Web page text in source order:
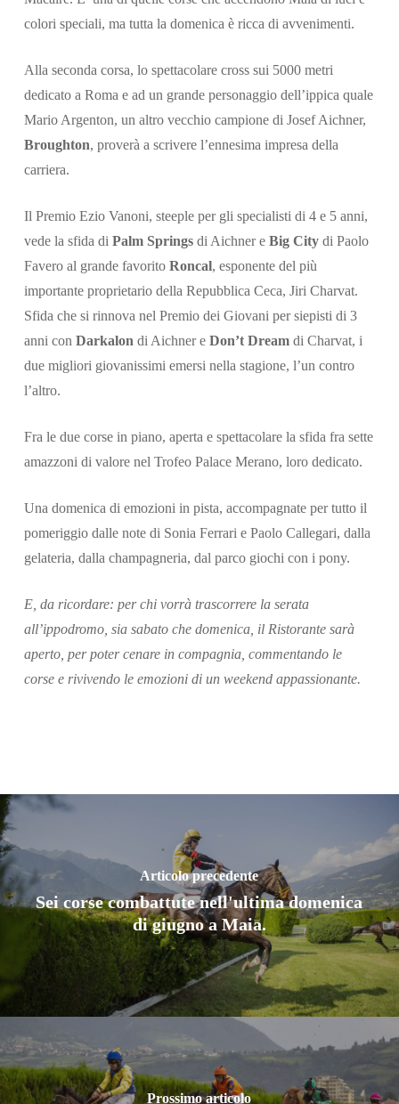
colori speciali, ma tutta la domenica è ricca di avvenimenti.
Alla seconda corsa, lo spettacolare cross sui 5000 metri
dedicato a Roma e ad un grande personaggio dell’ippica quale
Mario Argenton, un altro vecchio campione di Josef Aichner,
Broughton, proverà a scrivere l’ennesima impresa della
carriera.
Il Premio Ezio Vanoni, steeple per gli specialisti di 4 e 5 anni,
vede la sfida di Palm Springsdi Aichner e Big Citydi Paolo
Favero al grande favorito Roncal, esponente del più
importante proprietario della Repubblica Ceca, Jiri Charvat.
Sfida che si rinnova nel Premio dei Giovani per siepisti di 3
anni con Darkalon di Aichner e Don’t Dreamdi Charvat, i
due migliori giovanissimi emersi nella stagione, l’un contro
l’altro.
Fra le due corse in piano, aperta e spettacolare la sfida fra sette
amazzoni di valore nel Trofeo Palace Merano, loro dedicato.
Una domenica di emozioni in pista, accompagnate per tutto il
pomeriggio dalle note di Sonia Ferrari e Paolo Callegari, dalla
gelateria, dalla champagneria, dal parco giochi con i pony.
E, da ricordare: per chi vorrà trascorrere la serata
all’ippodromo, sia sabato che domenica, il Ristorante sarà
aperto, per poter cenare in compagnia, commentando le
corse e rivivendo le emozioni di un weekend appassionante.
Articolo precedente
Sei corse combattute nell'ultima domenica
di giugno a Maia.
Prossimo articolo